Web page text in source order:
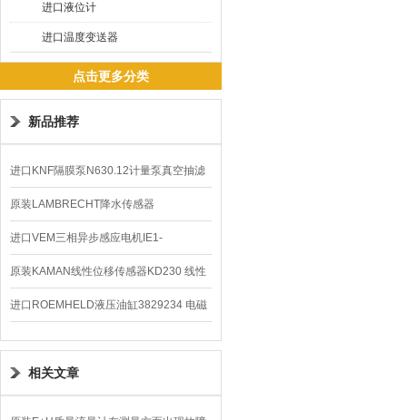
进口液位计
进口温度变送器
点击更多分类
新品推荐
进口KNF隔膜泵N630.12计量泵真空抽滤
泵价格
原装LAMBRECHT降水传感器
00.14575.20气象仪
进口VEM三相异步感应电机IE1-
K21R80G4马达
原装KAMAN线性位移传感器KD230 线性
编码器
进口ROEMHELD液压油缸3829234 电磁
阀定位器
相关文章